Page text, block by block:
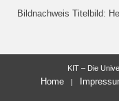
Bildnachweis Titelbild:
KIT – Die
Home